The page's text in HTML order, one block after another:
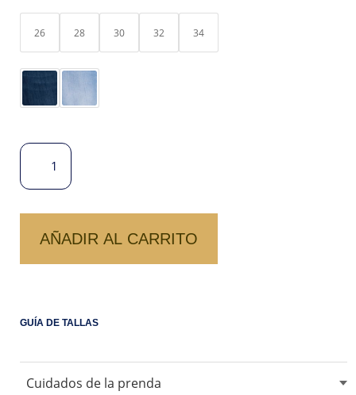
26 28 30 32 34
JEANS
PALOMA
AÑADIR AL CARRITO
GUÍA DE TALLAS
Cuidados de la prenda